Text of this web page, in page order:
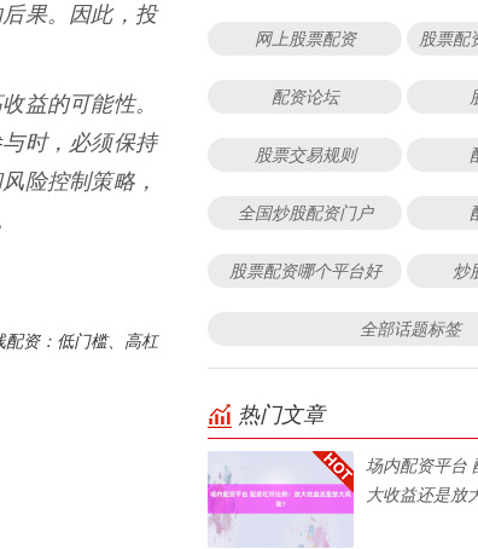
果。因此，投
益的可能性。
时，必须保持
险控制策略，
资：低门槛、高杠
网上股票配资 股票配
配资论坛
股票交易规则
全国炒股配资门户
股票配资哪个平台好 炒
全部话题标签
热门文章
场内配资平台
大收益还是放